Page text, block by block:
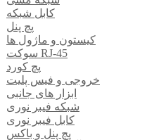
کابل شبکه
پچ پنل
کیستون و ماژول ها
سوکت RJ-45
پچ کورد
خروجی و فیس پلیت
ابزار های جانبی
شبکه فیبر نوری
کابل فیبر نوری
پچ پنل و باکس